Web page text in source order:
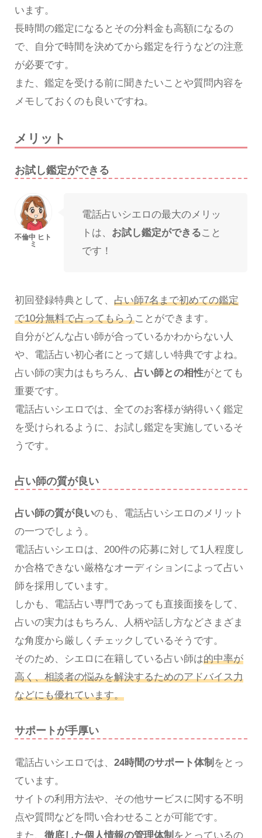
います。
長時間の鑑定になるとその分料金も高額になるの
で、自分で時間を決めてから鑑定を行うなどの注意
が必要です。
また、鑑定を受ける前に聞きたいことや質問内容を
メモしておくのも良いですね。
メリット
お試し鑑定ができる
電話占いシエロの最大のメリッ
トは、 お試し鑑定ができること
です！
初回登録特典として、 占い師7名まで初めての鑑定
で10分無料で占ってもらうことができます。
自分がどんな占い師が合っているかわからない人
や、電話占い初心者にとって嬉しい特典ですよね。
占い師の実力はもちろん、 占い師との相性がとても
重要です。
電話占いシエロでは、全てのお客様が納得いく鑑定
を受けられるように、お試し鑑定を実施しているそ
うです。
占い師の質が良い
占い師の質が良いのも、電話占いシエロのメリット
の一つでしょう。
電話占いシエロは、200件の応募に対して1人程度し
か合格できない厳格なオーディションによって占い
師を採用しています。
しかも、電話占い専門であっても直接面接をして、
占いの実力はもちろん、人柄や話し方などさまざま
な角度から厳しくチェックしているそうです。
そのため、シエロに在籍している占い師は的中率が
高く、相談者の悩みを解決するためのアドバイス力
などにも優れています。
サポートが手厚い
電話占いシエロでは、 24時間のサポート体制 をとっ
ています。
サイトの利用方法や、その他サービスに関する不明
点や質問などを問い合わせることが可能です。
また、 徹底した個人情報の管理体制 をとっているの